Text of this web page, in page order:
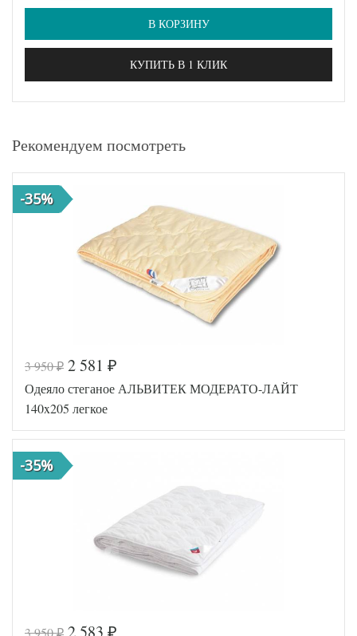
В КОРЗИНУ
КУПИТЬ В 1 КЛИК
Рекомендуем посмотреть
-35%
3 950₽ 2 581 ₽
Одеяло стеганое АЛЬВИТЕК МОДЕРАТО-ЛАЙТ
140x205 легкое
-35%
3 950₽ 2 583 ₽